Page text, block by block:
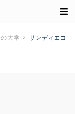
大学 サンディエゴ州